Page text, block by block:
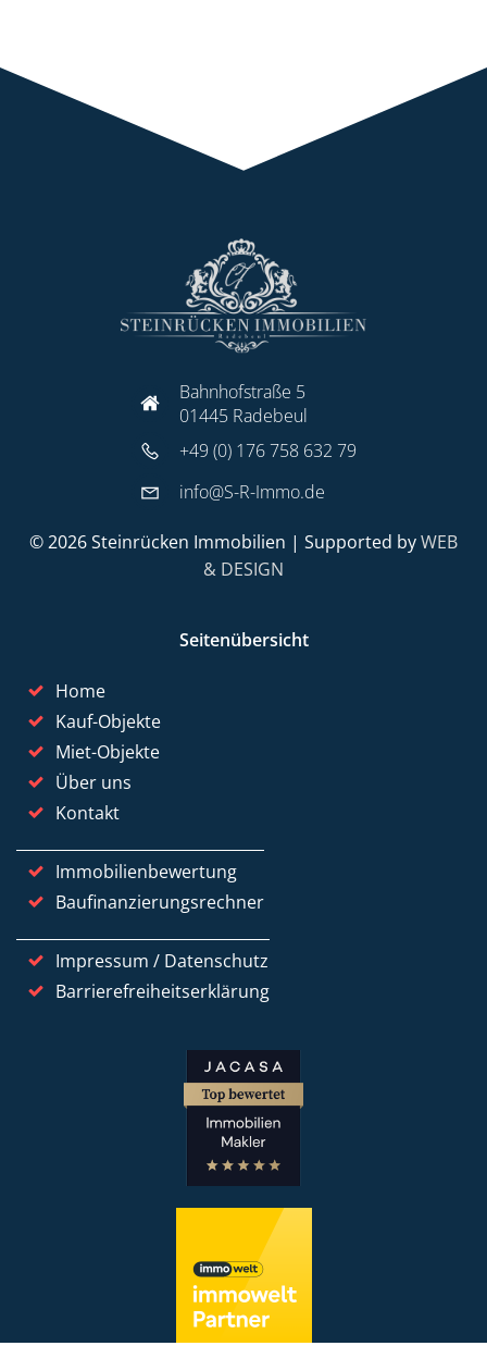
Bahnhofstraße 5
01445 Radebeul
+49 (0) 176 758 632 79
info@S-R-Immo.de
© 2026 Steinrücken Immobilien | Supported byWEB
& DESIGN
Seitenübersicht
Home
Kauf-Objekte
Miet-Objekte
Über uns
Kontakt
Immobilienbewertung
Baufinanzierungsrechner
Impressum / Datenschutz
Barrierefreiheitserklärung